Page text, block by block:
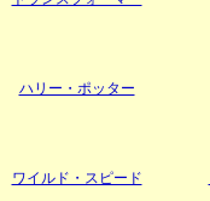
ハリー・ポッター
ワイルド・スピード